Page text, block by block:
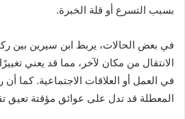
بسبب التسرع أو قلة الخبرة.
في بعض الحالات، يربط ابن سيرين بين
الانتقال من مكان لآخر، مما قد يعني
في العمل أو العلاقات الاجتماعية. كما أن
المعطلة قد تدل على عوائق مؤقتة تعيق